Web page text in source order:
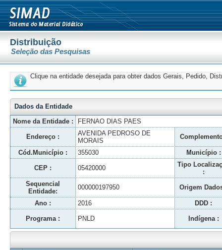
Distribuição
Seleção das Pesquisas
Clique na entidade desejada para obter dados Gerais, Pedido,
Dados da Entidade
Nome da Entidade :
FERNAO DIAS PAES
Endereço :
AVENIDA PEDROSO DE
MORAIS
Cód.Município : 355030 Município :
CEP : 05420000
Tipo
:
Sequencial
Entidade:
000000197950 Origem
Ano : 2016 DDD :
Programa : PNLD Indígena :